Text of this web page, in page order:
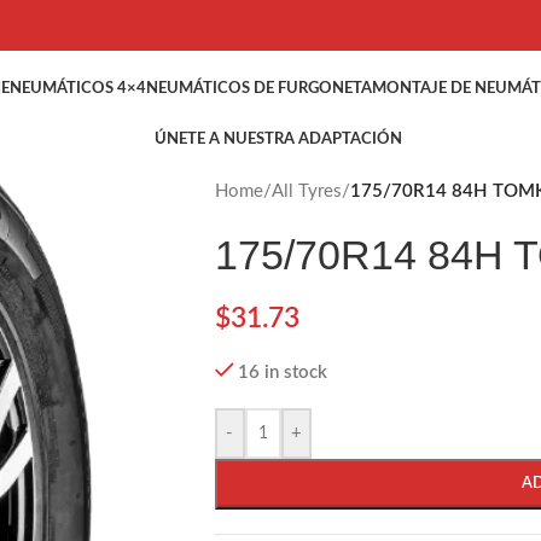
NEUMÁTICOS 4×4NEUMÁTICOS DE FURGONETAMONTAJE DE
ÚNETE A NUESTRA ADAPTACIÓN
Home/All Tyres/175/70R14 84H
175/70R14 84H
$31.73
16 in stock
- +